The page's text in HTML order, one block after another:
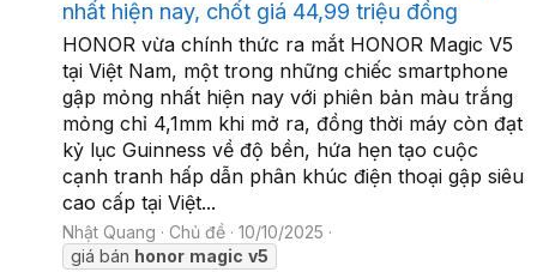
nhất hiện nay, chốt giá 44,99 triệu đồng
HONOR vừa chính thức ra mắt HONOR Magic V5
tại Việt Nam, một trong những chiếc smartphone
gập mỏng nhất hiện nay với phiên bản màu trắng
mỏng chỉ 4,1mm khi mở ra, đồng thời máy còn đạt
kỷ lục Guinness về độ bền, hứa hẹn tạo cuộc
cạnh tranh hấp dẫn phân khúc điện thoại gập siêu
cao cấp tại Việt...
Nhật Quang Chủ đề
10/10/2025
giá bán honor magic v5